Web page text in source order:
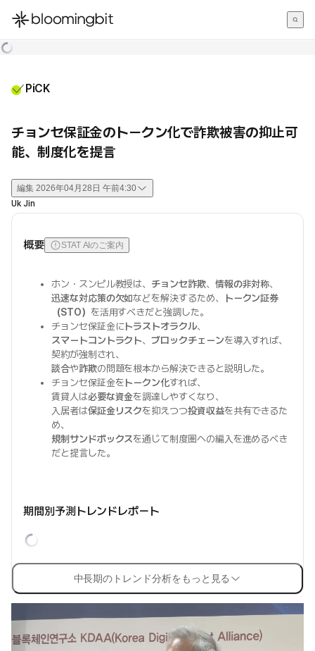
한국어
PiCK
チョンセ保証金のトークン化で詐欺被害の抑止可
能、制度化を提言
編集 2026年04月28日 午前4:30
Uk Jin
概要 STAT AIのご案内
ホン・スンピル教授は、 チョンセ詐欺、 情報の非対称、
迅速な対応策の欠如などを解決するため、
トークン証券
（STO） を活用すべきだと強調した。
チョンセ保証金にトラストオラクル、
スマートコントラクト、ブロックチェーンを導入すれば、
契約が強制され、
談合や詐欺の問題を根本から解決できると説明した。
チョンセ保証金をトークン化すれば、
賃貸人は必要な資金を調達しやすくなり、
入居者は保証金リスクを抑えつつ投資収益を共有できるた
め、
規制サンドボックスを通じて制度圏への編入を進めるべき
だと提言した。
期間別予測トレンドレポート
中長期のトレンド分析をもっと見る